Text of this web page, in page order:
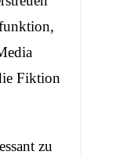
Fiktion
zu